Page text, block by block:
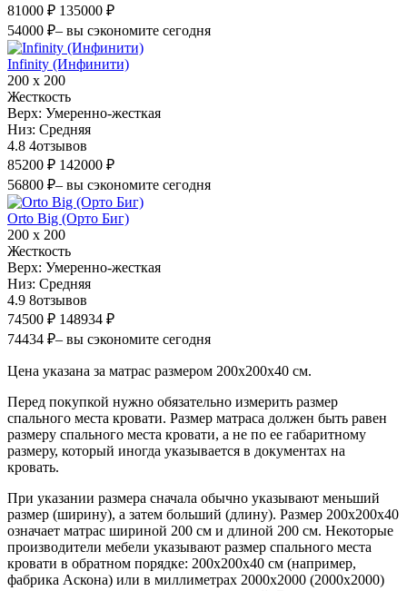
81000 ₽ 135000 ₽
54000 ₽– вы сэкономите сегодня
Infinity (Инфинити)
200 х 200
Жесткость
Верх: Умеренно-жесткая
Низ: Средняя
4.8 4отзывов
85200 ₽ 142000 ₽
56800 ₽– вы сэкономите сегодня
Orto Big (Орто Биг)
200 х 200
Жесткость
Верх: Умеренно-жесткая
Низ: Средняя
4.9 8отзывов
74500 ₽ 148934 ₽
74434 ₽– вы сэкономите сегодня
Цена указана за матрас размером 200х200х40 см.
Перед покупкой нужно обязательно измерить размер
спального места кровати. Размер матраса должен быть равен
размеру спального места кровати, а не по ее габаритному
размеру, который иногда указывается в документах на
кровать.
При указании размера сначала обычно указывают меньший
размер (ширину), а затем больший (длину). Размер 200х200х40
означает матрас шириной 200 см и длиной 200 см. Некоторые
производители мебели указывают размер спального места
кровати в обратном порядке: 200х200х40 см (например,
фабрика Аскона) или в миллиметрах 2000х2000 (2000х2000)